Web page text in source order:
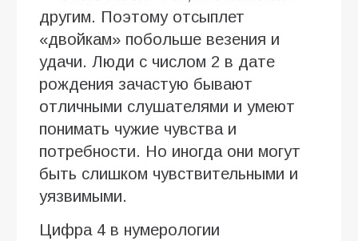
другим. Поэтому отсыплет
«двойкам» побольше везения и
удачи. Люди с числом 2 в дате
рождения зачастую бывают
отличными слушателями и умеют
понимать чужие чувства и
потребности. Но иногда они могут
быть слишком чувствительными и
уязвимыми.
Цифра 4 в нумерологии